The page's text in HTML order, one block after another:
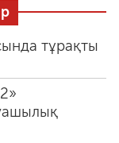
тұрақты